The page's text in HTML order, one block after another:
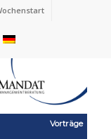
Vorträge